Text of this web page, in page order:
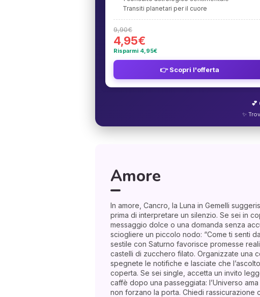
Transiti planetari per il cuore
9,90€
4,95€
Risparmi 4,95€
👉 Scopri l'offerta
💕
✨
Amore
In amore, Cancro, la Luna in Gemelli
prima di interpretare un silenzio. Se sei in
messaggio dolce o una domanda senza
sciogliere un piccolo nodo: “Come ti senti
sestile con Saturno favorisce promesse
castelli di zucchero filato. Organizzate una
spegnete le notifiche e lasciate che
coperta. Se sei single, accetta un invito
caffè dopo una passeggiata: l’Universo
non forzano la porta. Chiedi rassicurazione